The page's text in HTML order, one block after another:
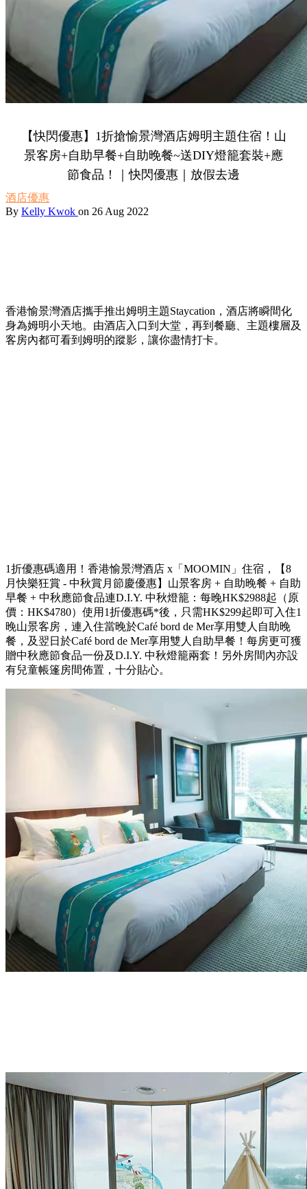
【快閃優惠】1折搶愉景灣酒店姆明主題住宿！山
景客房+自助早餐+自助晚餐~送DIY燈籠套裝+應
節食品！｜快閃優惠｜放假去邊
酒店優惠
By Kelly Kwok on 26 Aug 2022
香港愉景灣酒店攜手推出姆明主題Staycation，酒店將瞬間化
身為姆明小天地。由酒店入口到大堂，再到餐廳、主題樓層及
客房內都可看到姆明的蹤影，讓你盡情打卡。
1折優惠碼適用！香港愉景灣酒店 x「MOOMIN」住宿，【8
月快樂狂賞 - 中秋賞月節慶優惠】山景客房 + 自助晚餐 + 自助
早餐 + 中秋應節食品連D.I.Y. 中秋燈籠：每晚HK$2988起（原
價：HK$4780）使用1折優惠碼*後，只需HK$299起即可入住1
晚山景客房，連入住當晚於Café bord de Mer享用雙人自助晚
餐，及翌日於Café bord de Mer享用雙人自助早餐！每房更可獲
贈中秋應節食品一份及D.I.Y. 中秋燈籠兩套！另外房間內亦設
有兒童帳篷房間佈置，十分貼心。